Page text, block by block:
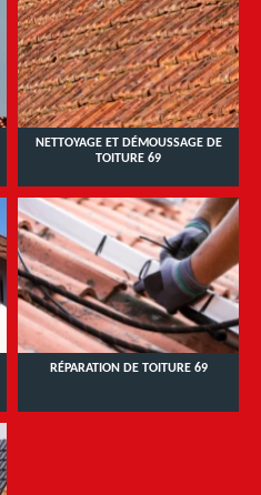
NETTOYAGE ET DÉMOUSSAGE DE
TOITURE 69
RÉPARATION DE TOITURE 69